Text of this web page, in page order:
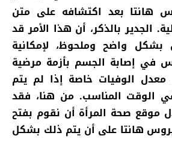
هانتا بعد اكتشافه على متن
الجدير بالذكر، أن هذا الأمر قد
بشكل واضح وملحوظ، لإمكانية
في إصابة الجسم بأزمة مرضية
الوفيات خاصة إذا لم يتم
الوقت المناسب. من هنا، فقد
موقع صحة المرأة أن نقوم بفتح
هانتا على أن يتم ذلك بشكل